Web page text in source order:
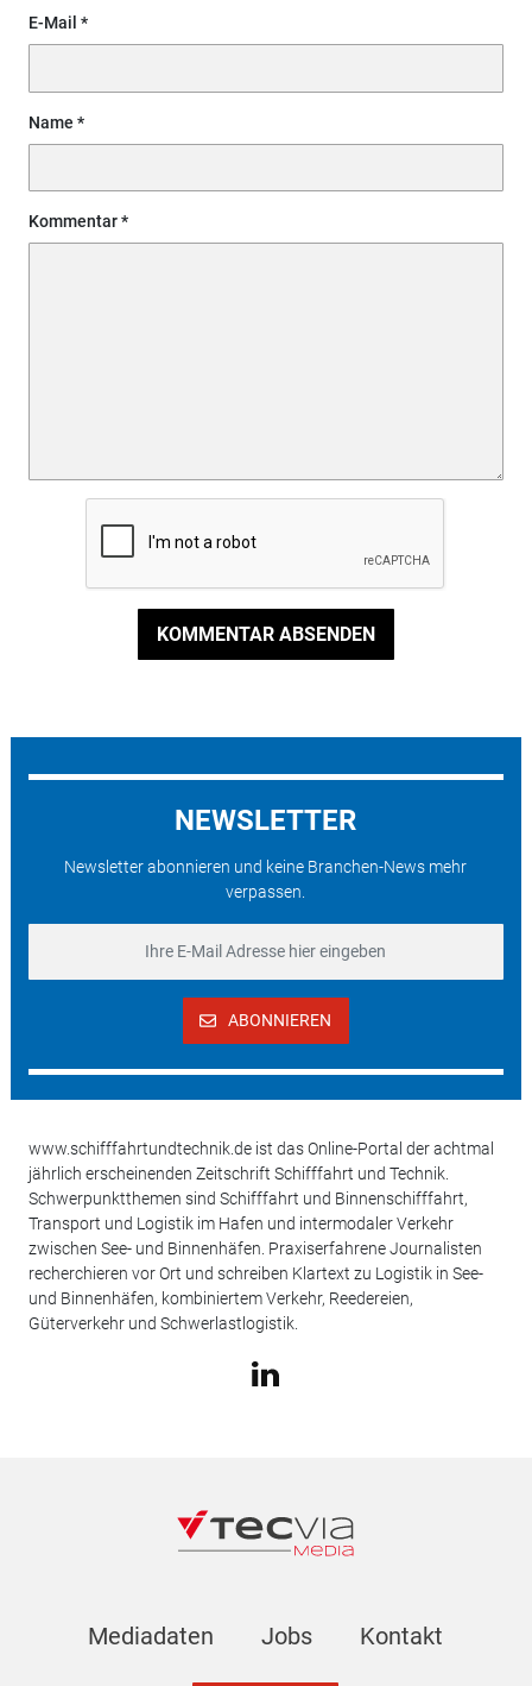
E-Mail
Name
Kommentar
KOMMENTAR ABSENDEN
NEWSLETTER
Newsletter abonnieren und keine Branchen-News mehr
verpassen.
ABONNIEREN
www.schifffahrtundtechnik.de ist das Online-Portal der achtmal
jährlich erscheinenden Zeitschrift Schifffahrt und Technik.
Schwerpunktthemen sind Schifffahrt und Binnenschifffahrt,
Transport und Logistik im Hafen und intermodaler Verkehr
zwischen See- und Binnenhäfen. Praxiserfahrene Journalisten
recherchieren vor Ort und schreiben Klartext zu Logistik in See-
und Binnenhäfen, kombiniertem Verkehr, Reedereien,
Güterverkehr und Schwerlastlogistik.
Mediadaten Jobs Kontakt